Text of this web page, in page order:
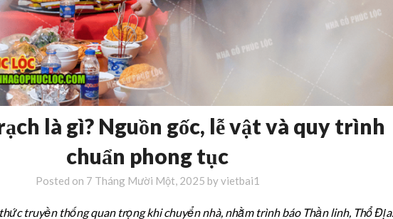
là gì? Nguồn gốc, lễ vật và quy trình
chuẩn phong tục
Posted on 7 Tháng Mười Một, 2025 byvietbai1
truyền thống quan trọng khi chuyển nhà, nhằm trình báo Thần linh, Thổ Địa.